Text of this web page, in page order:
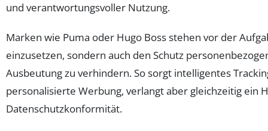
und verantwortungsvoller Nutzung.
Marken wie Puma oder Hugo Boss stehen vor der
einzusetzen, sondern auch den Schutz
Ausbeutung zu verhindern. So sorgt intelligentes
personalisierte Werbung, verlangt aber gleichzeitig ein
Datenschutzkonformität.